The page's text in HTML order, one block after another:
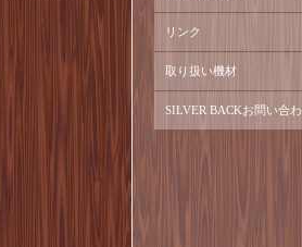
リンク
取り扱い機材
SILVER BACKお問い合